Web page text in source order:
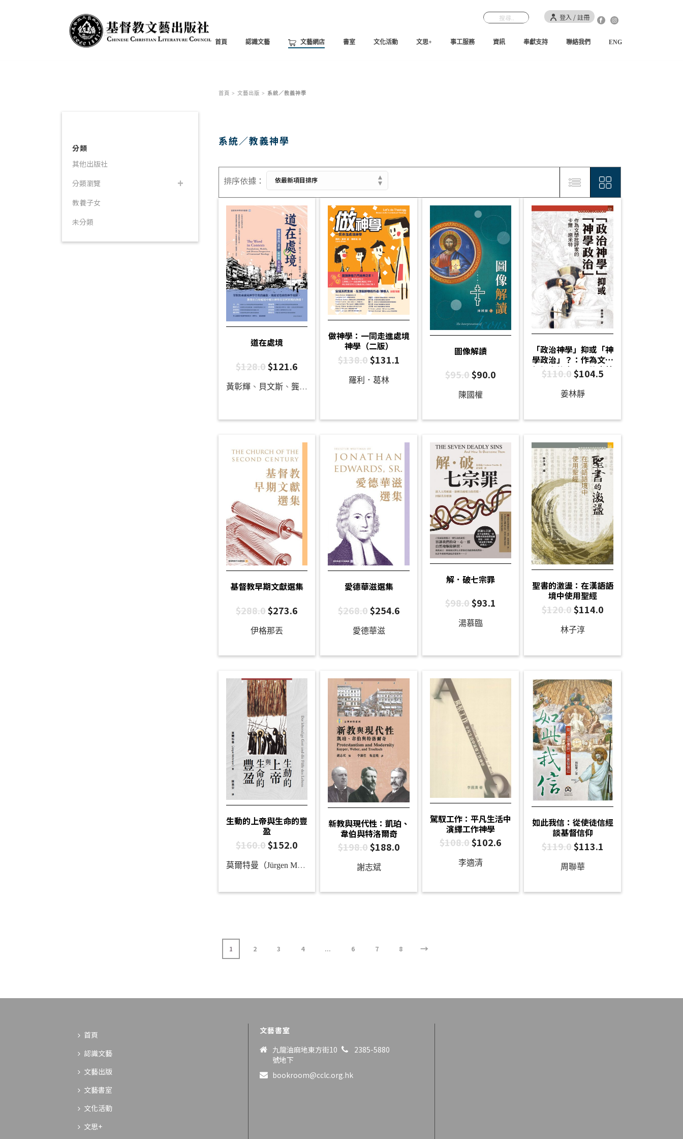
登入 / 註冊
首頁 認識文藝 文藝網店 書室 文化活動 文思+ 事工服務 資訊 奉獻支持 聯絡我們 ENG
書籍產品
首頁 > 文藝出版 > 系統／教義神學
系統／教義神學
道在處境
$128.0$121.6
黃彰輝、 貝文斯、 龔立人 、 關瑞文
做神學：一同走進處境
神學（二版）
$138.0$131.1
羅利．葛林
圖像解讀
$95.0$90.0
陳國權
「政治神學」抑或「神
學政治」？：作為文學
批評家的卡爾．施米特
$110.0$104.5
姜林靜
基督教早期文獻選集
$288.0$273.6
伊格那丟
愛德華滋選集
$268.0$254.6
愛德華滋
解．破七宗罪
$98.0$93.1
湯慕臨
聖書的激盪：在漢語語
境中使用聖經
$120.0$114.0
林子淳
生動的上帝與生命的豐
盈
$160.0$152.0
莫爾特曼（Jürgen Moltmann）
新教與現代性：凱珀、
韋伯與特洛爾奇
$198.0$188.0
謝志斌
駕馭工作：平凡生活中
演繹工作神學
$108.0$102.6
李適清
如此我信：從使徒信經
談基督信仰
$119.0$113.1
周聯華
1 2 3 4 ... 6 7 8 →
分類
其他出版社
分類瀏覽
教養子女
未分類
首頁
認識文藝
文藝出版
文藝書室
文化活動
文思+
文藝書室
九龍油麻地東方街10
號地下
2385-5880
bookroom@cclc.org.hk